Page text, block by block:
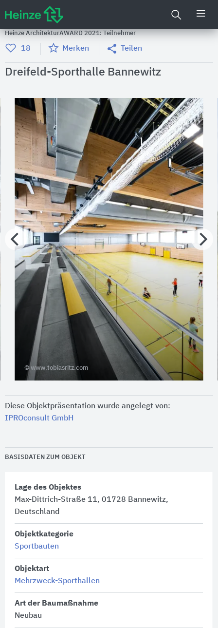
Heinze ArchitekturAWARD 2021: Teilnehmer
18 Merken Teilen
Dreifeld-Sporthalle Bannewitz
© www.tobiasritz.com
Diese Objektpräsentation wurde angelegt von:
IPROconsult GmbH
BASISDATEN ZUM OBJEKT
Lage des Objektes
Max-Dittrich-Straße 11, 01728 Bannewitz,
Deutschland
Objektkategorie
Sportbauten
Objektart
Mehrzweck-Sporthallen
Art der Baumaßnahme
Neubau